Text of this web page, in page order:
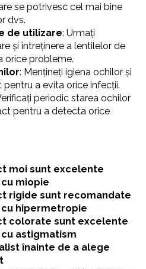
se potrivesc cel mai bine
dvs.
de utilizare: Urmați
și întreținere a lentilelor de
orice probleme.
: Mențineți igiena ochilor și
a evita orice infecții.
periodic starea ochilor
pentru a detecta orice
moi sunt excelente
miopie
rigide sunt recomandate
hipermetropie
colorate sunt excelente
astigmatism
înainte de a alege